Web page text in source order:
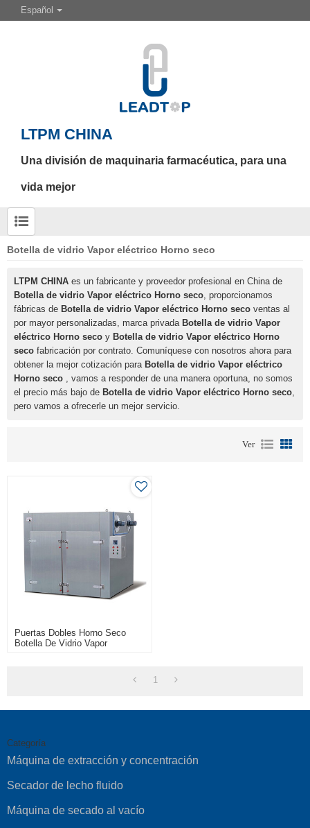
Español
LTPM CHINA
Una división de maquinaria farmacéutica, para una
vida mejor
Botella de vidrio Vapor eléctrico Horno seco
LTPM CHINA es un fabricante y proveedor profesional en China de
Botella de vidrio Vapor eléctrico Horno seco, proporcionamos
fábricas de Botella de vidrio Vapor eléctrico Horno seco ventas al
por mayor personalizadas, marca privada Botella de vidrio Vapor
eléctrico Horno seco y Botella de vidrio Vapor eléctrico Horno
seco fabricación por contrato. Comuníquese con nosotros ahora para
obtener la mejor cotización para Botella de vidrio Vapor eléctrico
Horno seco , vamos a responder de una manera oportuna, no somos
el precio más bajo de Botella de vidrio Vapor eléctrico Horno seco,
pero vamos a ofrecerle un mejor servicio.
Ver
Puertas Dobles Horno Seco
Botella De Vidrio Vapor
1
Categoría
Máquina de extracción y concentración
Secador de lecho fluido
Máquina de secado al vacío